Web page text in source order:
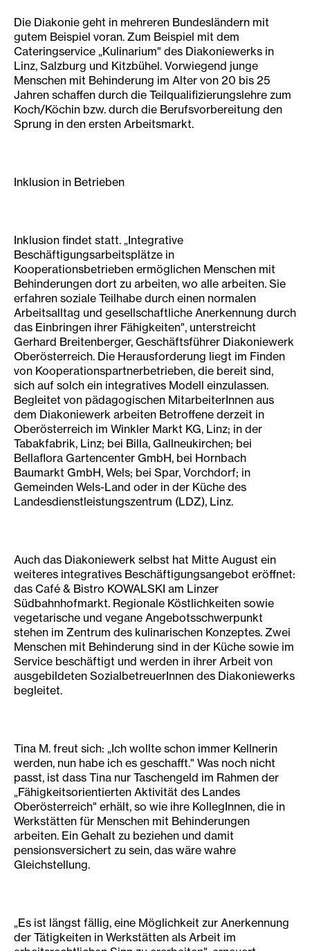
Die Diakonie geht in mehreren Bundesländern mit
gutem Beispiel voran. Zum Beispiel mit dem
Cateringservice „Kulinarium" des Diakoniewerks in
Linz, Salzburg und Kitzbühel. Vorwiegend junge
Menschen mit Behinderung im Alter von 20 bis 25
Jahren schaffen durch die Teilqualifizierungslehre zum
Koch/Köchin bzw. durch die Berufsvorbereitung den
Sprung in den ersten Arbeitsmarkt.
Inklusion in Betrieben
Inklusion findet statt. „Integrative
Beschäftigungsarbeitsplätze in
Kooperationsbetrieben ermöglichen Menschen mit
Behinderungen dort zu arbeiten, wo alle arbeiten. Sie
erfahren soziale Teilhabe durch einen normalen
Arbeitsalltag und gesellschaftliche Anerkennung durch
das Einbringen ihrer Fähigkeiten", unterstreicht
Gerhard Breitenberger, Geschäftsführer Diakoniewerk
Oberösterreich. Die Herausforderung liegt im Finden
von Kooperationspartnerbetrieben, die bereit sind,
sich auf solch ein integratives Modell einzulassen.
Begleitet von pädagogischen MitarbeiterInnen aus
dem Diakoniewerk arbeiten Betroffene derzeit in
Oberösterreich im Winkler Markt KG, Linz; in der
Tabakfabrik, Linz; bei Billa, Gallneukirchen; bei
Bellaflora Gartencenter GmbH, bei Hornbach
Baumarkt GmbH, Wels; bei Spar, Vorchdorf; in
Gemeinden Wels-Land oder in der Küche des
Landesdienstleistungszentrum (LDZ), Linz.
Auch das Diakoniewerk selbst hat Mitte August ein
weiteres integratives Beschäftigungsangebot eröffnet:
das Café & Bistro KOWALSKI am Linzer
Südbahnhofmarkt. Regionale Köstlichkeiten sowie
vegetarische und vegane Angebotsschwerpunkt
stehen im Zentrum des kulinarischen Konzeptes. Zwei
Menschen mit Behinderung sind in der Küche sowie im
Service beschäftigt und werden in ihrer Arbeit von
ausgebildeten SozialbetreuerInnen des Diakoniewerks
begleitet.
Tina M. freut sich: „Ich wollte schon immer Kellnerin
werden, nun habe ich es geschafft." Was noch nicht
passt, ist dass Tina nur Taschengeld im Rahmen der
„Fähigkeitsorientierten Aktivität des Landes
Oberösterreich" erhält, so wie ihre KollegInnen, die in
Werkstätten für Menschen mit Behinderungen
arbeiten. Ein Gehalt zu beziehen und damit
pensionsversichert zu sein, das wäre wahre
Gleichstellung.
„Es ist längst fällig, eine Möglichkeit zur Anerkennung
der Tätigkeiten in Werkstätten als Arbeit im